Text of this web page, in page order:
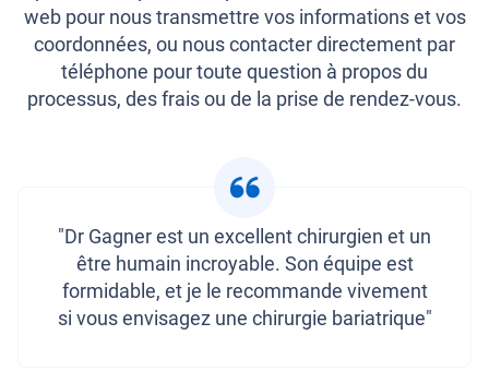
web pour nous transmettre vos informations et vos
coordonnées, ou nous contacter directement par
téléphone pour toute question à propos du
processus, des frais ou de la prise de rendez-vous.
"Dr Gagner est un excellent chirurgien et un
être humain incroyable. Son équipe est
formidable, et je le recommande vivement
si vous envisagez une chirurgie bariatrique"